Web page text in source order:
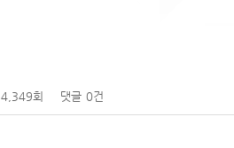
4,349회 댓글 0건